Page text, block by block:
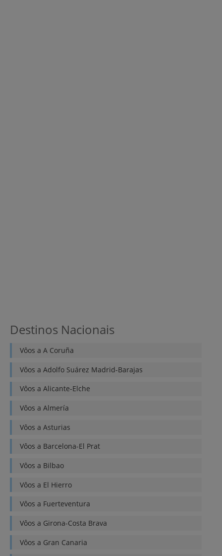
Destinos Nacionais
Vôos a A Coruña
Vôos a Adolfo Suárez Madrid-Barajas
Vôos a Alicante-Elche
Vôos a Almería
Vôos a Asturias
Vôos a Barcelona-El Prat
Vôos a Bilbao
Vôos a El Hierro
Vôos a Fuerteventura
Vôos a Girona-Costa Brava
Vôos a Gran Canaria